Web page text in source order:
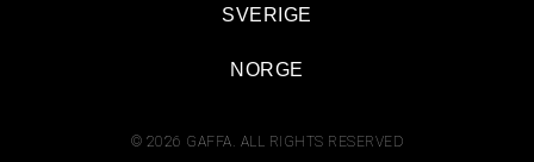
© 2026 GAFFA. ALL RIGHTS RESERVED
SVERIGE
NORGE